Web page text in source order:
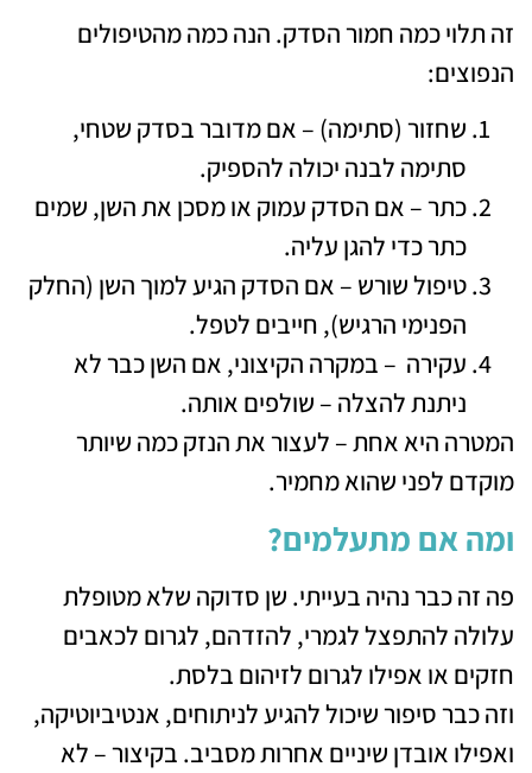
זה תלוי כמה חמור הסדק. הנה כמה מהטיפולים
הנפוצים:
שחזור (סתימה) – אם מדובר בסדק שטחי,
סתימה לבנה יכולה להספיק.
כתר – אם הסדק עמוק או מסכן את השן, שמים
כתר כדי להגן עליה.
טיפול שורש – אם הסדק הגיע למוך השן (החלק
הפנימי הרגיש), חייבים לטפל.
עקירה – במקרה הקיצוני, אם השן כבר לא
ניתנת להצלה – שולפים אותה.
המטרה היא אחת – לעצור את הנזק כמה שיותר
מוקדם לפני שהוא מחמיר.
ומה אם מתעלמים?
פה זה כבר נהיה בעייתי. שן סדוקה שלא מטופלת
עלולה להתפצל לגמרי, להזדהם, לגרום לכאבים
חזקים או אפילו לגרום לזיהום בלסת.
וזה כבר סיפור שיכול להגיע לניתוחים, אנטיביוטיקה,
ואפילו אובדן שיניים אחרות מסביב. בקיצור – לא